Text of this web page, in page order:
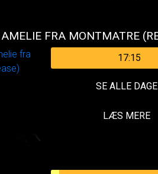
17:15
SE ALLE DAGE
LÆS MERE